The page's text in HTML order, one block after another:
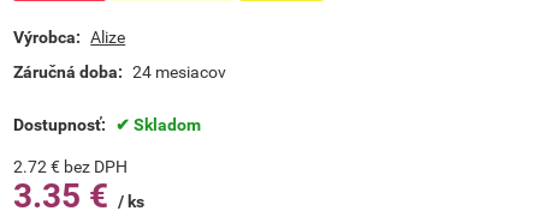
Výrobca: Alize
Záručná doba: 24 mesiacov
Dostupnosť: Skladom
2.72 € bez DPH
3.35 € ks